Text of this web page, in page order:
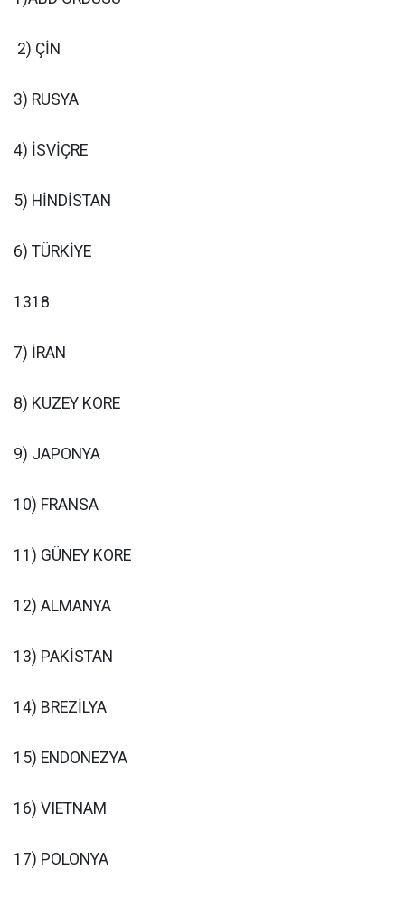
2) ÇİN
3) RUSYA
4) İSVİÇRE
5) HİNDİSTAN
6) TÜRKİYE
1318
7) İRAN
8) KUZEY KORE
9) JAPONYA
10) FRANSA
11) GÜNEY KORE
12) ALMANYA
13) PAKİSTAN
14) BREZİLYA
15) ENDONEZYA
16) VIETNAM
17) POLONYA